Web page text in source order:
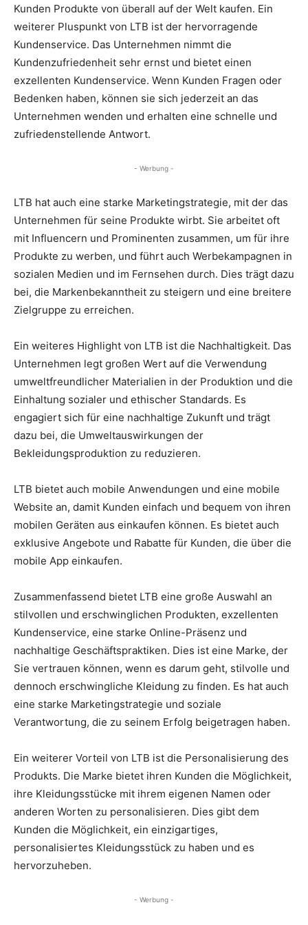
Kunden Produkte von überall auf der Welt kaufen. Ein
weiterer Pluspunkt von LTB ist der hervorragende
Kundenservice. Das Unternehmen nimmt die
Kundenzufriedenheit sehr ernst und bietet einen
exzellenten Kundenservice. Wenn Kunden Fragen oder
Bedenken haben, können sie sich jederzeit an das
Unternehmen wenden und erhalten eine schnelle und
zufriedenstellende Antwort.
- Werbung -
LTB hat auch eine starke Marketingstrategie, mit der das
Unternehmen für seine Produkte wirbt. Sie arbeitet oft
mit Influencern und Prominenten zusammen, um für ihre
Produkte zu werben, und führt auch Werbekampagnen in
sozialen Medien und im Fernsehen durch. Dies trägt dazu
bei, die Markenbekanntheit zu steigern und eine breitere
Zielgruppe zu erreichen.
Ein weiteres Highlight von LTB ist die Nachhaltigkeit. Das
Unternehmen legt großen Wert auf die Verwendung
umweltfreundlicher Materialien in der Produktion und die
Einhaltung sozialer und ethischer Standards. Es
engagiert sich für eine nachhaltige Zukunft und trägt
dazu bei, die Umweltauswirkungen der
Bekleidungsproduktion zu reduzieren.
LTB bietet auch mobile Anwendungen und eine mobile
Website an, damit Kunden einfach und bequem von ihren
mobilen Geräten aus einkaufen können. Es bietet auch
exklusive Angebote und Rabatte für Kunden, die über die
mobile App einkaufen.
Zusammenfassend bietet LTB eine große Auswahl an
stilvollen und erschwinglichen Produkten, exzellenten
Kundenservice, eine starke Online-Präsenz und
nachhaltige Geschäftspraktiken. Dies ist eine Marke, der
Sie vertrauen können, wenn es darum geht, stilvolle und
dennoch erschwingliche Kleidung zu finden. Es hat auch
eine starke Marketingstrategie und soziale
Verantwortung, die zu seinem Erfolg beigetragen haben.
Ein weiterer Vorteil von LTB ist die Personalisierung des
Produkts. Die Marke bietet ihren Kunden die Möglichkeit,
ihre Kleidungsstücke mit ihrem eigenen Namen oder
anderen Worten zu personalisieren. Dies gibt dem
Kunden die Möglichkeit, ein einzigartiges,
personalisiertes Kleidungsstück zu haben und es
hervorzuheben.
- Werbung -